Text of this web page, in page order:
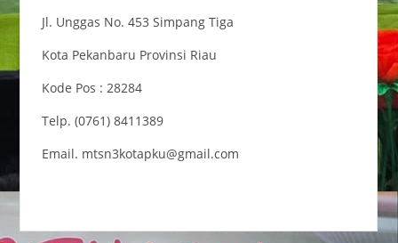
Jl. Unggas No. 453 Simpang Tiga
Kota Pekanbaru Provinsi Riau
Kode Pos : 28284
Telp. (0761) 8411389
Email. mtsn3kotapku@gmail.com